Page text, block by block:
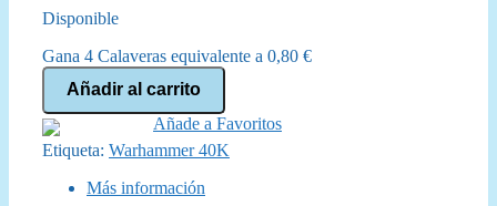
Disponible
Gana 4 Calaveras equivalente a 0,80 €
Imperio
T'AU:
Exoarmadura
Apocalipsis
(56-
cantidad
Añadir al carrito
Añade a Favoritos
Etiqueta: Warhammer 40K
Más información